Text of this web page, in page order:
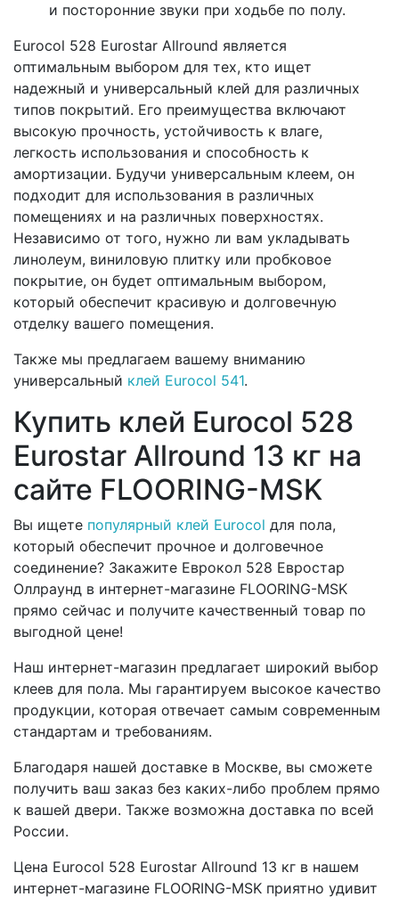
и посторонние звуки при ходьбе по полу.
Eurocol 528 Eurostar Allround является
оптимальным выбором для тех, кто ищет
надежный и универсальный клей для различных
типов покрытий. Его преимущества включают
высокую прочность, устойчивость к влаге,
легкость использования и способность к
амортизации. Будучи универсальным клеем, он
подходит для использования в различных
помещениях и на различных поверхностях.
Независимо от того, нужно ли вам укладывать
линолеум, виниловую плитку или пробковое
покрытие, он будет оптимальным выбором,
который обеспечит красивую и долговечную
отделку вашего помещения.
Также мы предлагаем вашему вниманию
универсальный клей Eurocol 541.
Купить клей Eurocol 528
Eurostar Allround 13 кг на
сайте FLOORING-MSK
Вы ищете популярный клей Eurocol для пола,
который обеспечит прочное и долговечное
соединение? Закажите Еврокол 528 Евростар
Оллраунд в интернет-магазине FLOORING-MSK
прямо сейчас и получите качественный товар по
выгодной цене!
Наш интернет-магазин предлагает широкий выбор
клеев для пола. Мы гарантируем высокое качество
продукции, которая отвечает самым современным
стандартам и требованиям.
Благодаря нашей доставке в Москве, вы сможете
получить ваш заказ без каких-либо проблем прямо
к вашей двери. Также возможна доставка по всей
России.
Цена Eurocol 528 Eurostar Allround 13 кг в нашем
интернет-магазине FLOORING-MSK приятно удивит